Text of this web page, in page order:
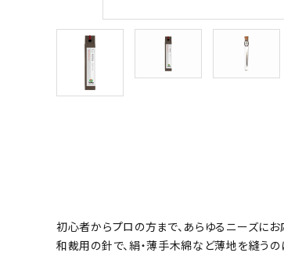
特定商取引法について
初心者からプロの方まで、あらゆるニーズにお
和裁用の針で、絹・薄手木綿など薄地を縫うの